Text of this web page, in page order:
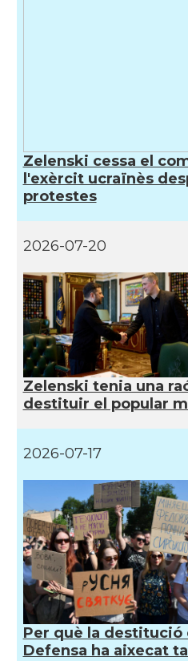
Zelenski cessa el
l'exèrcit ucraïnès
protestes
2026-07-20
Zelenski tenia una
destituir el popular
2026-07-17
Per què la
Defensa ha aixecat